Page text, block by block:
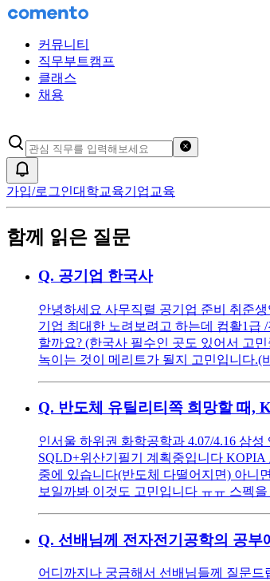
커뮤니티
직무부트캠프
클래스
채용
가입/로그인대학교육기업교육
함께 읽은 질문
Q. 공기업 한국사
안녕하세요 사무직렬 공기업 준비 취준
기업 최대한 노려보려고 하는데 컴활1급
할까요? (한국사 필수인 곳도 있어서 고
녹이는 것이 메리트가 될지 고민입니다.(
Q. 반도체 유틸리티쪽 희망할 때,
인서울 하위권 화학공학과 4.07/4.16 삼
SQLD+위산기필기 계획중입니다
중에 있습니다(반도체 다떨어지면) 아니
보일까봐 이것도 고민입니다 ㅠㅠ 스펙
Q. 선배님께 전자전기공학의 공부
어디까지나 궁금해서 선배님들께 질문